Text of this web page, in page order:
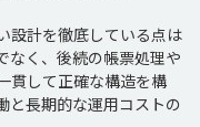
設計を徹底している点は
なく、後続の帳票処理や
貫して正確な構造を構
と長期的な運用コストの